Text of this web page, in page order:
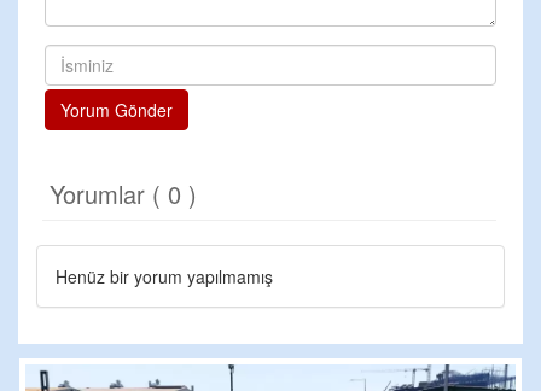
Yorum Gönder
Yorumlar ( 0 )
Henüz bir yorum yapılmamış